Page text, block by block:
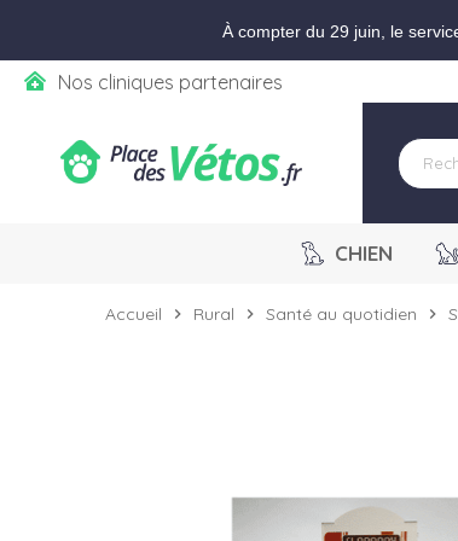
À compter du 29 juin, le
Nos cliniques partenaires
CHIEN
Accueil chevron_right Rural chevron_right Santé au quotidien chevron_right